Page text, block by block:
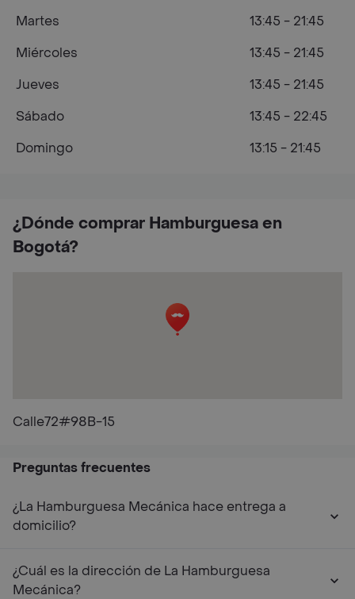
¿Dónde comprar Hamburguesa en
Bogotá?
Calle72#98B-15
Martes
13:45 - 21:45
Miércoles
13:45 - 21:45
Jueves
13:45 - 21:45
Sábado
13:45 - 22:45
Domingo
13:15 - 21:45
Preguntas frecuentes
¿La Hamburguesa Mecánica hace entrega a
domicilio?
¿Cuál es la dirección de La Hamburguesa
Mecánica?